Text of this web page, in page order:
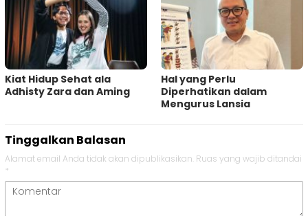
Kiat Hidup Sehat ala
Adhisty Zara dan Aming
Hal yang Perlu
Diperhatikan dalam
Mengurus Lansia
Tinggalkan Balasan
Alamat email Anda tidak akan dipublikasikan. Ruas yang wajib ditandai
*